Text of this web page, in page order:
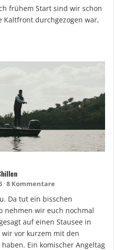
frühem Start sind wir schon
Kaltfront durchgezogen war,
8 Kommentare
Da tut ein bisschen
nehmen wir euch nochmal
auf einen Stausee in
wir vor kurzem mit den
Ein komischer Angeltag